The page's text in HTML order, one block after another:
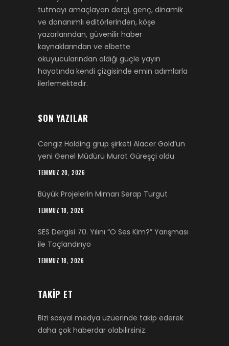
tutmayı amaçlayan dergi, genç, dinamik
ve donanımlı editörlerinden, köşe
yazarlarından, güvenilir haber
kaynaklarından ve elbette
okuyucularından aldığı güçle yayın
hayatında kendi çizgisinde emin adımlarla
ilerlemektedir.
SON YAZILAR
Cengiz Holding grup şirketi Alacer Gold’un
yeni Genel Müdürü Murat Güreşçi oldu
TEMMUZ 20, 2026
Büyük Projelerin Mimarı Serap Turgut
TEMMUZ 18, 2026
SES Dergisi 70. Yılını “O Ses Kim?” Yarışması
ile Taçlandırıyo
TEMMUZ 18, 2026
TAKIP ET
Bizi sosyal medya üzüerinde takip ederek
daha çok haberdar olabilirsiniz.